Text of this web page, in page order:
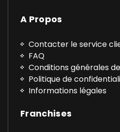
A Propos
Contacter le service
FAQ
Conditions générales
Politique de
Informations légales
Franchises